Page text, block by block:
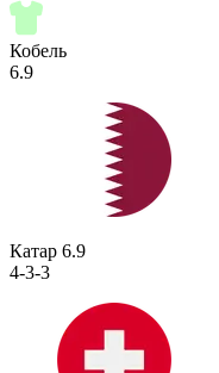
Кобель
6.9
Катар 6.9
4-3-3